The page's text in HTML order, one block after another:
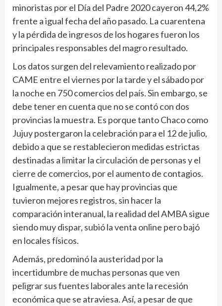
minoristas por el Día del Padre 2020 cayeron 44,2%
frente a igual fecha del año pasado. La cuarentena
y la pérdida de ingresos de los hogares fueron los
principales responsables del magro resultado.
Los datos surgen del relevamiento realizado por
CAME entre el viernes por la tarde y el sábado por
la noche en 750 comercios del país. Sin embargo, se
debe tener en cuenta que no se contó con dos
provincias la muestra. Es porque tanto Chaco como
Jujuy postergaron la celebración para el 12 de julio,
debido a que se restablecieron medidas estrictas
destinadas a limitar la circulación de personas y el
cierre de comercios, por el aumento de contagios.
Igualmente, a pesar que hay provincias que
tuvieron mejores registros, sin hacer la
comparación interanual, la realidad del AMBA sigue
siendo muy dispar, subió la venta online pero bajó
en locales físicos.
Además, predominó la austeridad por la
incertidumbre de muchas personas que ven
peligrar sus fuentes laborales ante la recesión
económica que se atraviesa. Así, a pesar de que